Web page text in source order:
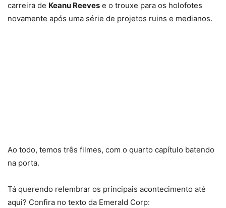
carreira de Keanu Reeves e o trouxe para os holofotes
novamente após uma série de projetos ruins e medianos.
Ao todo, temos três filmes, com o quarto capítulo batendo
na porta.
Tá querendo relembrar os principais acontecimento até
aqui? Confira no texto da Emerald Corp: